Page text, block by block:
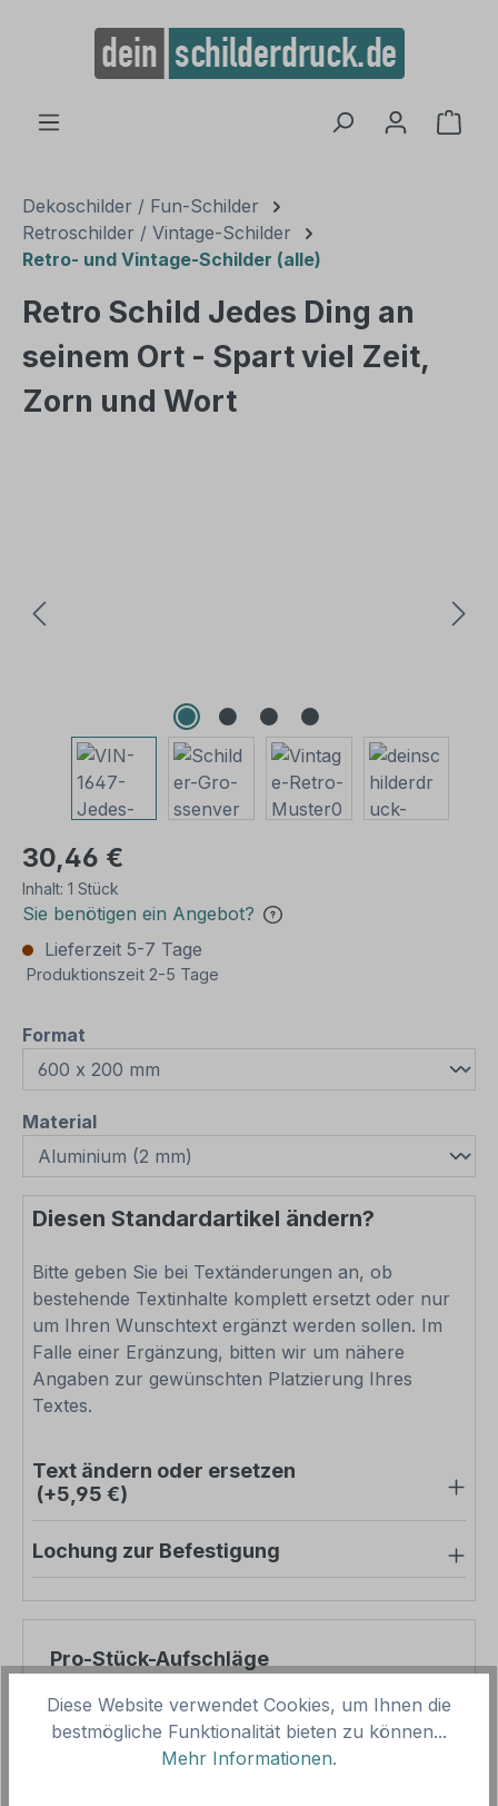
springen
Dekoschilder / Fun-Schilder
Retroschilder / Vintage-Schilder
Retro- und Vintage-Schilder (alle)
Retro Schild Jedes Ding an
seinem Ort - Spart viel Zeit,
Zorn und Wort
30,46 €
Inhalt: 1 Stück
Sie benötigen ein Angebot?
Lieferzeit 5-7 Tage
Produktionszeit 2-5 Tage
Format
Materialauswählen
Diesen Standardartikel ändern?
Bitte geben Sie bei Textänderungen an, ob
bestehende Textinhalte komplett ersetzt oder nur
um Ihren Wunschtext ergänzt werden sollen. Im
Falle einer Ergänzung, bitten wir um nähere
Angaben zur gewünschten Platzierung Ihres
Textes.
Text ändern oder ersetzen
(+5,95 €)
Lochung zur Befestigung
Pro-Stück-Aufschläge
Produktpreis
30,46 €
Zwischensumme
Diese Website verwendet Cookies, um Ihnen die
bestmögliche Funktionalität bieten zu können...
Mehr Informationen.